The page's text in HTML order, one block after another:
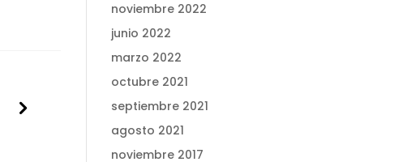
noviembre 2022
junio 2022
marzo 2022
octubre 2021
septiembre 2021
agosto 2021
noviembre 2017